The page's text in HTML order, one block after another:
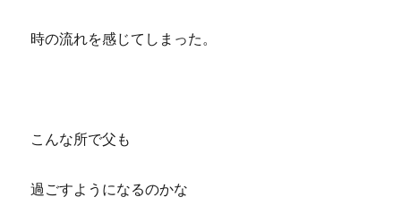
時の流れを感じてしまった。
こんな所で父も
過ごすようになるのかな